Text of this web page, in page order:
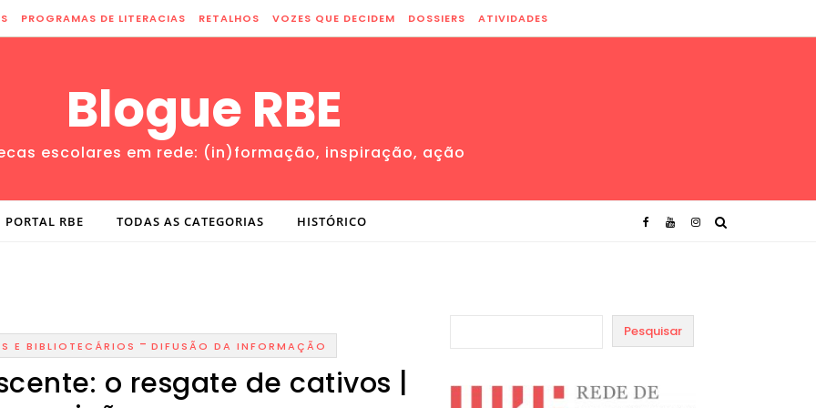
PROGRAMAS DE LITERACIAS RETALHOS VOZES QUE DECIDEM DOSSIERS ATIVIDADES
Blogue RBE
escolares em rede: (in)formação, inspiração, ação
PORTAL RBE TODAS AS CATEGORIAS HISTÓRICO
E BIBLIOTECÁRIOS - DIFUSÃO DA INFORMAÇÃO
o resgate de cativos |
Pesquisar